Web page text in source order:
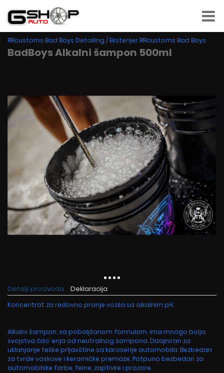
RRcustoms Bad Boys Detailing /Eksterijer RRcustoms Bad Boys
BadBoys Alkalni šampon 500ml
Detalji proizvoda Deklaracija
Koncentrat za redovno pranje vozila sa alkalnim pH.
Alkalni šampon, sa poboljšanom formulom, ima mnogo bolja
svojstva čišc´enja od neutralnog šampona. Dizajniran za
uklanjanje teške prljavštine sa karoserije automobila. Bezbedan
za tvrde voskove i keramičke premaze. Potpuno bezbedan za
automobilske farbe, felne, zaptivke i prozore.